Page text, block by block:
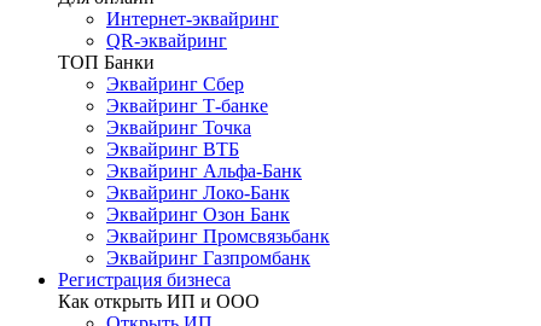
Интернет-эквайринг
QR-эквайринг
ТОП Банки
Эквайринг Сбер
Эквайринг Т-банке
Эквайринг Точка
Эквайринг ВТБ
Эквайринг Альфа-Банк
Эквайринг Локо-Банк
Эквайринг Озон Банк
Эквайринг Промсвязьбанк
Эквайринг Газпромбанк
Регистрация бизнеса
Как открыть ИП и ООО